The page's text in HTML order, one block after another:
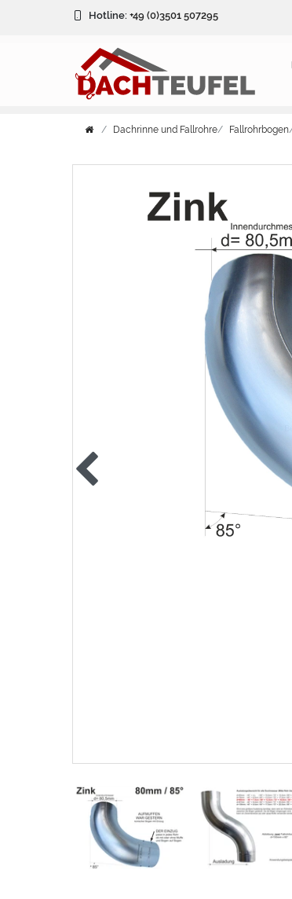
Hotline: +49 (0)3501 507295
Dachrinne und Fallrohre Fallrohrbogen